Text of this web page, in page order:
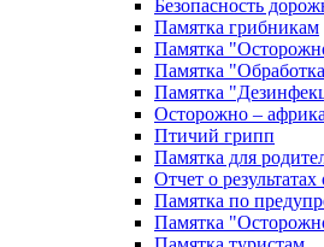
Безопасность
Памятка грибникам
Памятка
Памятка
Памятка
Осторожно –
Птичий грипп
Памятка для
Отчет о
Памятка по
Памятка